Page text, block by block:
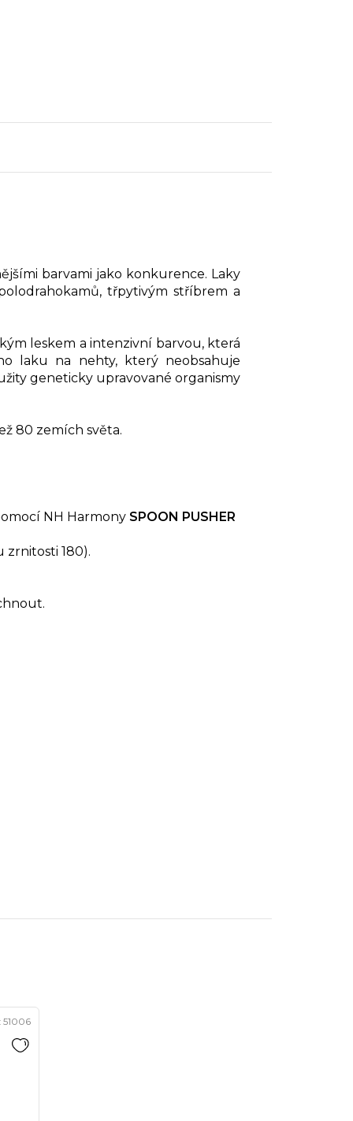
barvami jako konkurence. Laky
třpytivým stříbrem a
leskem a intenzivní barvou, která
laku na nehty, který neobsahuje
geneticky upravované organismy
80 zemích světa.
NH Harmony SPOON PUSHER
180).
51006